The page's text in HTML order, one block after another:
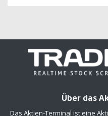
Über das
Das Aktien-Terminal ist eine